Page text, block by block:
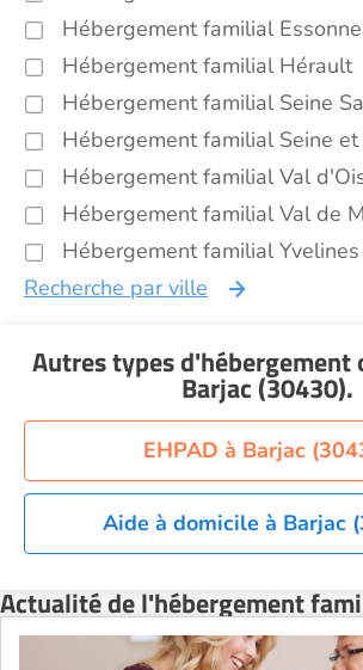
Hébergement familial Essonne
Hébergement familial Hérault
Hébergement familial Seine
Hébergement familial Seine et
Hébergement familial Val
Hébergement familial Val de
Hébergement familial Yvelines
Recherche par ville
Autres types d'hébergement
Barjac (30430).
EHPAD à Barjac
Aide à domicile à Barjac
Actualité de l'hébergement